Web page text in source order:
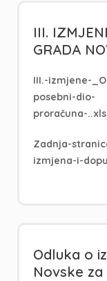
III.
GRADA
III.-izmjene-
posebni-dio-
proračuna-
Zadnja-
izmjena-i-
Odluka o
Novske za